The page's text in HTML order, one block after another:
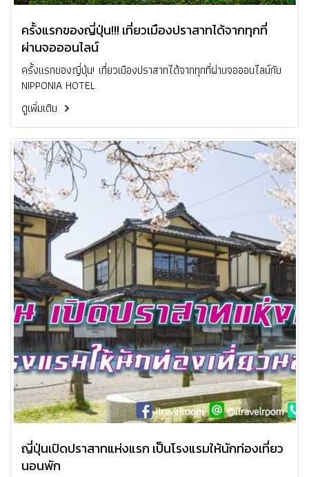
ครั้งแรกของญี่ปุ่น!!! เที่ยวเมืองปราสาทได้จากทุกที่
ผ่านจอออนไลน์
ครั้งแรกของญี่ปุ่น! เที่ยวเมืองปราสาทได้จากทุกที่ผ่านจอออนไลน์กับ
NIPPONIA HOTEL
ดูเพิ่มเติม
ญี่ปุ่นเปิดปราสาทแห่งแรก เป็นโรงแรมให้นักท่องเที่ยว
นอนพัก